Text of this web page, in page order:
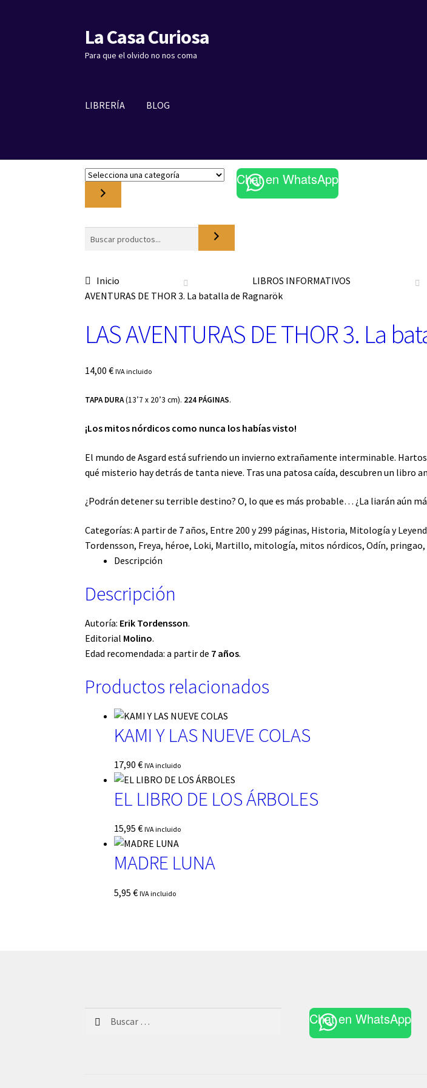
Ir
a
la
Ir
al
contenido
La Casa Curiosa
Para que el olvido no nos coma
LIBRERÍA BLOG
S
c
n
a
t
g
r
a
Chat en WhatsApp
Buscar
Inicio LIBROS INFORMATIVOS
AVENTURAS DE THOR 3. La batalla de Ragnarök
LAS AVENTURAS DE THOR 3. La
14,00€ IVA incluido
TAPA DURA(13’7 x 20’3 cm). 224 PÁGINAS.
¡Los mitos nórdicos como nunca los habías visto!
El mundo de Asgard está sufriendo un invierno extrañamente interminable.
qué misterio hay detrás de tanta nieve. Tras una patosa caída, descubren un libro
¿Podrán detener su terrible destino? O, lo que es más probable… ¿La liarán aún
Categorías:A partir de 7 años, Entre 200 y 299 páginas, Historia, Mitología y
Tordensson, Freya, héroe, Loki, Martillo, mitología, mitos nórdicos,Odín, pringao,
Descripción
Descripción
Autoría: Erik Tordensson.
Editorial Molino.
Edad recomendada: a partir de 7 años.
Productos relacionados
KAMI Y LAS NUEVE COLAS
17,90€ IVA incluido
EL LIBRO DE LOS ÁRBOLES
15,95€ IVA incluido
MADRE LUNA
5,95€ IVA incluido
Chat en WhatsApp